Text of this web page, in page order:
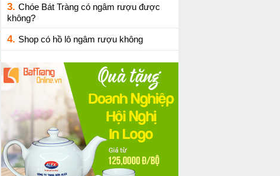
3. Chóe Bát Tràng có ngâm rượu được
không?
4. Shop có hồ lô ngâm rượu không